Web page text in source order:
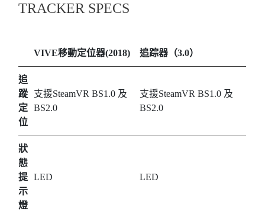
TRACKER SPECS
VIVE移動定位器(2018) 追踪器（3.0）
追
蹤
定
位
支援SteamVR BS1.0 及
BS2.0
支援SteamVR BS1.0 及
BS2.0
狀
態
提
示
燈
LED LED